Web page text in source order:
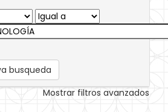
busqueda
Mostrar filtros avanzados